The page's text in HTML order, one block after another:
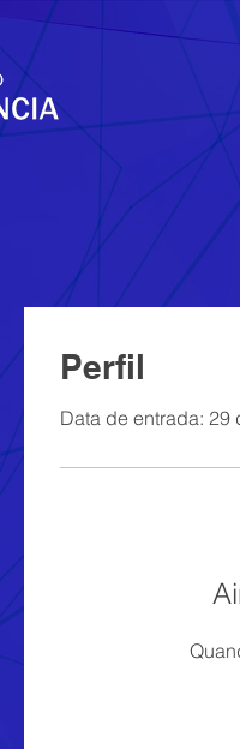
Perfil
Data de entrada: 29